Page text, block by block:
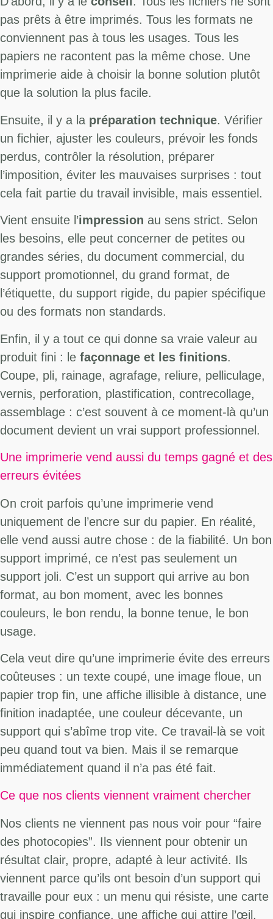
pas prêts à être imprimés. Tous les formats ne
conviennent pas à tous les usages. Tous les
papiers ne racontent pas la même chose. Une
imprimerie aide à choisir la bonne solution plutôt
que la solution la plus facile.
Ensuite, il y a la préparation technique. Vérifier
un fichier, ajuster les couleurs, prévoir les fonds
perdus, contrôler la résolution, préparer
l’imposition, éviter les mauvaises surprises : tout
cela fait partie du travail invisible, mais essentiel.
Vient ensuite l’impression au sens strict. Selon
les besoins, elle peut concerner de petites ou
grandes séries, du document commercial, du
support promotionnel, du grand format, de
l’étiquette, du support rigide, du papier spécifique
ou des formats non standards.
Enfin, il y a tout ce qui donne sa vraie valeur au
produit fini : le façonnage et les finitions.
Coupe, pli, rainage, agrafage, reliure, pelliculage,
vernis, perforation, plastification, contrecollage,
assemblage : c’est souvent à ce moment-là qu’un
document devient un vrai support professionnel.
Une imprimerie vend aussi du temps gagné et des
erreurs évitées
On croit parfois qu’une imprimerie vend
uniquement de l’encre sur du papier. En réalité,
elle vend aussi autre chose : de la fiabilité. Un bon
support imprimé, ce n’est pas seulement un
support joli. C’est un support qui arrive au bon
format, au bon moment, avec les bonnes
couleurs, le bon rendu, la bonne tenue, le bon
usage.
Cela veut dire qu’une imprimerie évite des erreurs
coûteuses : un texte coupé, une image floue, un
papier trop fin, une affiche illisible à distance, une
finition inadaptée, une couleur décevante, un
support qui s’abîme trop vite. Ce travail-là se voit
peu quand tout va bien. Mais il se remarque
immédiatement quand il n’a pas été fait.
Ce que nos clients viennent vraiment chercher
Nos clients ne viennent pas nous voir pour “faire
des photocopies”. Ils viennent pour obtenir un
résultat clair, propre, adapté à leur activité. Ils
viennent parce qu’ils ont besoin d’un support qui
travaille pour eux : un menu qui résiste, une carte
qui inspire confiance, une affiche qui attire l’œil,